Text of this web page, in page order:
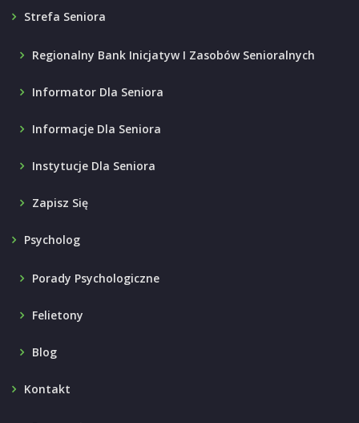
Strefa Seniora
Regionalny Bank Inicjatyw I Zasobów Senioralnych
Informator Dla Seniora
Informacje Dla Seniora
Instytucje Dla Seniora
Zapisz Się
Psycholog
Porady Psychologiczne
Felietony
Blog
Kontakt